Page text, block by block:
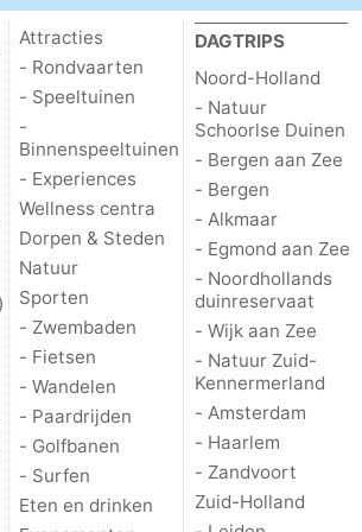
Attracties
- Rondvaarten
- Speeltuinen
-
Binnenspeeltuinen
- Experiences
Wellness centra
Dorpen & Steden
Natuur
Sporten
- Zwembaden
- Fietsen
- Wandelen
- Paardrijden
- Golfbanen
- Surfen
Eten en drinken
DAGTRIPS
Noord-Holland
- Natuur
Schoorlse Duinen
- Bergen aan Zee
- Bergen
- Alkmaar
- Egmond aan Zee
- Noordhollands
duinreservaat
- Wijk aan Zee
- Natuur Zuid-
Kennermerland
- Amsterdam
- Haarlem
- Zandvoort
Zuid-Holland